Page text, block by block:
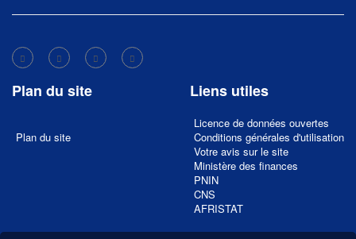
Plan du site
Plan du site
Liens utiles
Licence de données ouvertes
Conditions générales d'utilisation
Votre avis sur le site
Ministère des finances
PNIN
CNS
AFRISTAT